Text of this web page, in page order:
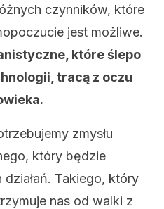
czynników, które
jest możliwe.
które ślepo
tracą z oczu
zmysłu
który będzie
Takiego, który
nas od walki z